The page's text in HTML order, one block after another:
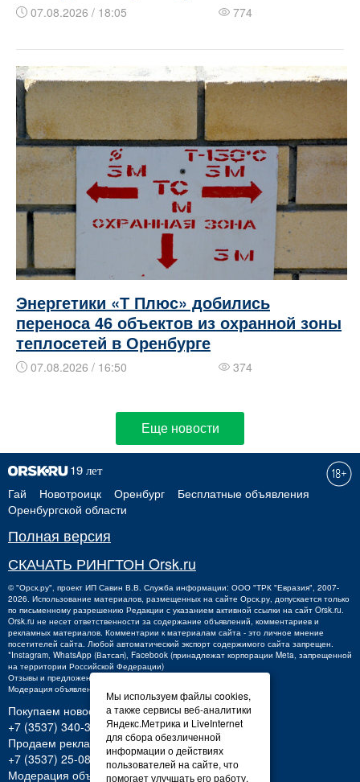
07.08.2026 / 18:05 774
Энергетики «Т Плюс» добились
переноса 46 объектов из охранной зоны
теплосетей в Оренбурге
07.08.2026 / 16:50 374
Еще новости
Гай Новотроицк Оренбург
Бесплатные объявления
Оренбургской области
Полная версия
СКАЧАТЬ РИНГТОН Orsk.ru
©"Орск.ру", проект ИП Савин В.В. Служба информации: ООО "ТРК "Евразия", 2007-
2026. Использование материалов, размещенных на сайте Орск.ру, допускается только
по письменному разрешению Редакции с указанием активной ссылки на сайт Orsk.ru.
Orsk.ru не несет ответственности за содержание объявлений, комментариев и
рекламных материалов. Комментарии к материалам сайта - это личное мнение
посетителей сайта. Любой автоматический экспорт содержимого сайта запрещен.
*Instagram, WhatsApp (Ватсап), Facebook (принадлежат корпорации Meta, запрещенной
на территории Российской Федерации)
Отзывы и предложения о работе портала:
Модерация объявлений +7 (3537) 32-71-28
Покупаем новости:
+7 (3537) 340-300,340300@orsk.ru
Продаем рекламу:
+7 (3537) 25-08-07;250807@orsk.ru
Модерация объявлений: +7 (3537) 32-71-28
Мы используем файлы cookies,
а также сервисы веб-аналитики
Яндекс.Метрика и LiveInternet
для сбора обезличенной
информации о действиях
пользователей на сайте, что
помогает улучшать его работу.